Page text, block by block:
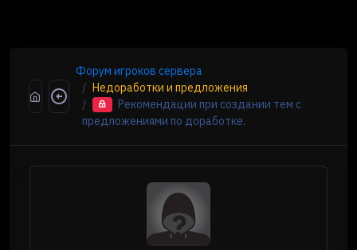
Форум игроков сервера
Недоработки и предложения
Рекомендации при создании тем с
предложениями по доработке.